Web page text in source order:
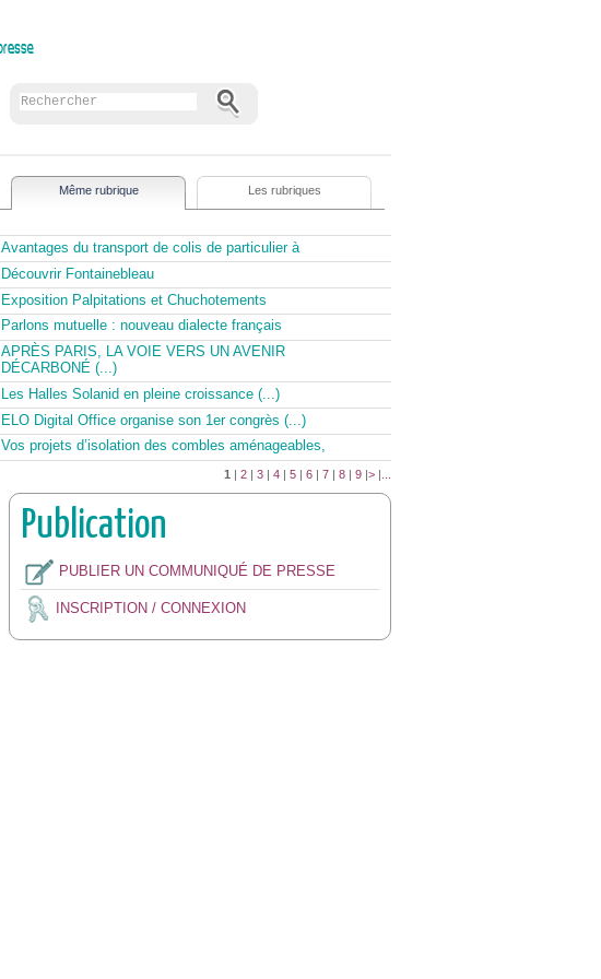
Même rubrique Les rubriques
Avantages du transport de colis de particulier à
Découvrir Fontainebleau
Exposition Palpitations et Chuchotements
Parlons mutuelle : nouveau dialecte français
APRÈS PARIS, LA VOIE VERS UN AVENIR
DÉCARBONÉ (...)
Les Halles Solanid en pleine croissance (...)
ELO Digital Office organise son 1er congrès (...)
Vos projets d’isolation des combles aménageables,
1 | 2 | 3 | 4 | 5 | 6 | 7 | 8 | 9 |> |
Publication
PUBLIER UN COMMUNIQUÉ DE PRESSE
INSCRIPTION / CONNEXION